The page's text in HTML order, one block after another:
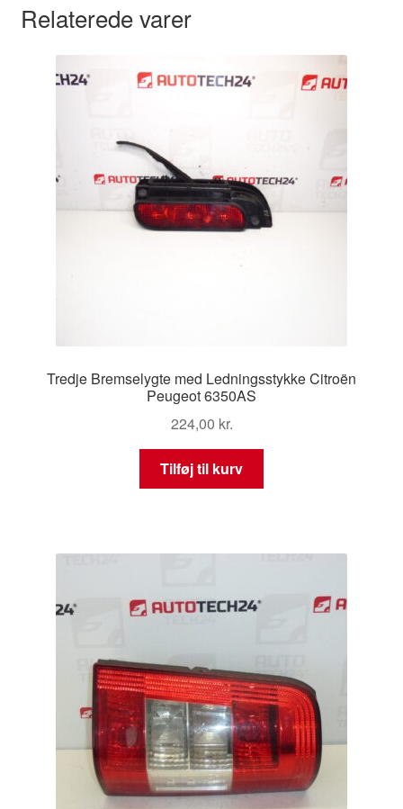
Relaterede varer
Tredje Bremselygte med Ledningsstykke Citroën
Peugeot 6350AS
224,00 kr.
Tilføj til kurv